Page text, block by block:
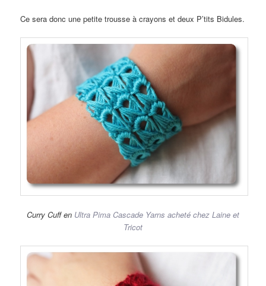
Ce sera donc une petite trousse à crayons et deux P’tits Bidules.
Curry Cuff en Ultra Pima Cascade Yarns acheté chez Laine et
Tricot